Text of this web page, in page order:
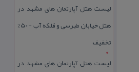
لیست هتل آپارتمان های مشهد در
هتل خیابان طبرسی و فلکه آب + 50%
تخفیف
لیست هتل آپارتمان های مشهد در